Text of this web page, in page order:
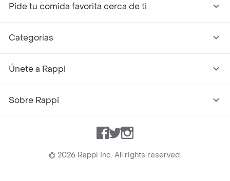
Pide tu comida favorita cerca de ti
Categorías
Únete a Rappi
Sobre Rappi
Facebook
TwitterInstagram
© 2026 Rappi Inc. All rights reserved.